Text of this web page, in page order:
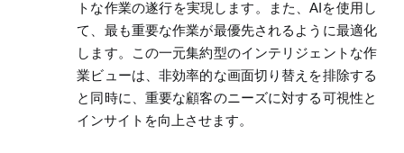
トな作業の遂行を実現します。
また、AI を使用し
て、最も重要な作業が最優先されるように最適化
します。この一元集約型のインテリジェントな作
業ビューは、非効率的な画面切り替えを排除する
と同時に、 重要な顧客のニーズに対する可視性と
インサイトを向上させます。